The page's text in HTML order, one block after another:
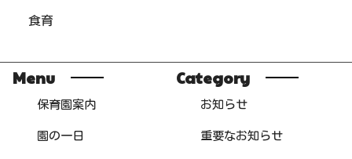
食育
Menu
保育園案内
園の一日
Category
お知らせ
重要なお知らせ